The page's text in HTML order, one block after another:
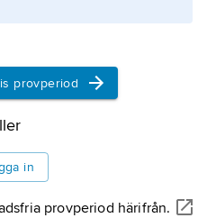
provperiod
in
provperiod härifrån.